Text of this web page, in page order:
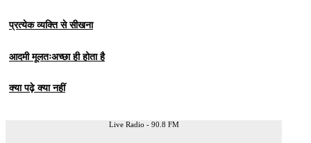
प्रत्येक व्यक्ति से सीखना
आदमी मूलतःअच्छा ही होता है
क्या पढ़े क्या नहीं
Live Radio - 90.8 FM